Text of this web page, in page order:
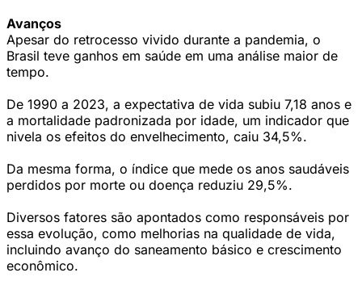
Avanços
Apesar do retrocesso vivido durante a pandemia, o
Brasil teve ganhos em saúde em uma análise maior de
tempo.
De 1990 a 2023, a expectativa de vida subiu 7,18 anos e
a mortalidade padronizada por idade, um indicador que
nivela os efeitos do envelhecimento, caiu 34,5%.
Da mesma forma, o índice que mede os anos saudáveis
perdidos por morte ou doença reduziu 29,5%.
Diversos fatores são apontados como responsáveis por
essa evolução, como melhorias na qualidade de vida,
incluindo avanço do saneamento básico e crescimento
econômico.